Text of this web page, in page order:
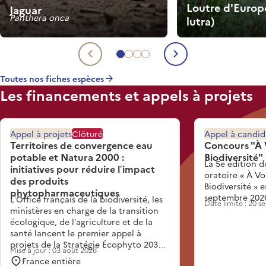
Aller à l'espèce 1
Aller à l'espèce 2
Aller à l'espèce 3
Aller à l'espèce 4
Jaguar
Panthera onca
Loutre
lutra)
Espèce précédente
Espèce
Toutes nos fiches espèces
Les financements et appels à projets
Territoires de convergence eau
potable et Natura 2000 :
initiatives pour réduire l’impact
des produits
phytopharmaceutiques
Appel à projetsClôturé
L’Office français de la biodiversité, les
ministères en charge de la transition
écologique, de l’agriculture et de la
santé lancent le premier appel à
projets de la Stratégie Écophyto 2030.
Inscrit dans l’action 3.3 de la Stratégie,
Mise à jour : 03 août 2026
France entière
Concours "À
Biodiversité"
Appel à
La 5e édition
oratoire « À
Biodiversité »
septembre
Date limite : 20